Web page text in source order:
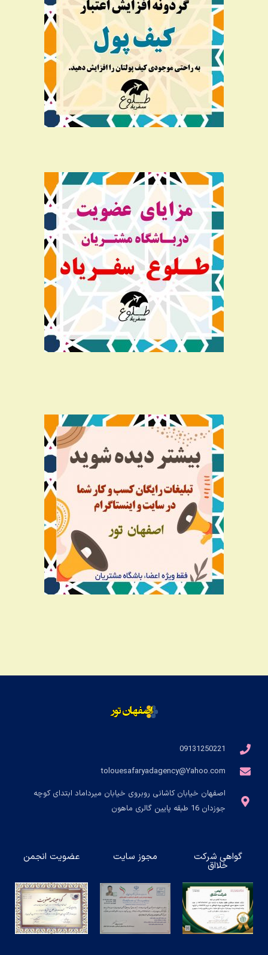
09131250221
tolouesafaryadagency@Yahoo.com
اصفهان خیابان کاشانی روبروی خیابان میرداماد ابتدای کوچه
جوزدان 16 طبقه پایین گالری ماهون
گواهی شرکت
خلااق
مجوز سایت عضویت انجمن